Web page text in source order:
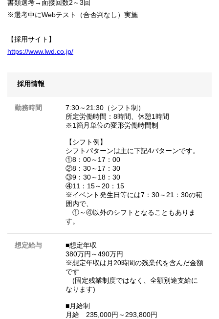
書類選考→面接回数2～3回
※選考中にWebテスト（合否判なし）実施
【採用サイト】
https://www.lwd.co.jp/
採用情報
勤務時間
7:30～21:30（シフト制）
所定労働時間：8時間、休憩1時間
※1箇月単位の変形労働時間制
【シフト例】
シフトパターンは主に下記4パターンです。
①8：00～17：00
②8：30～17：30
③9：30～18：30
④11：15～20：15
※イベント発生日等には7：30～21：30の範
囲内で、
①～④以外のシフトとなることもありま
す。
想定給与
■想定年収
380万円～490万円
※想定年収は月20時間の残業代を含んだ金額
です
(固定残業制度ではなく、全額別途支給に
なります)
■月給制
月給 235,000円～293,800円